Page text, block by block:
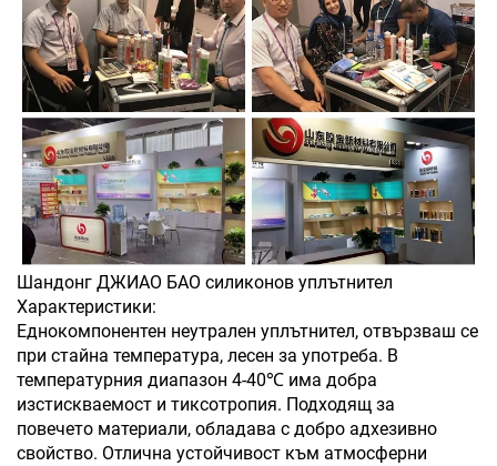
Шандонг ДЖИАО БАО силиконов уплътнител
Характеристики:
Еднокомпонентен неутрален уплътнител, отвързваш се
при стайна температура, лесен за употреба. В
температурния диапазон 4-40℃ има добра
изстискваемост и тиксотропия. Подходящ за
повечето материали, обладава с добро адхезивно
свойство. Отлична устойчивост към атмосферни